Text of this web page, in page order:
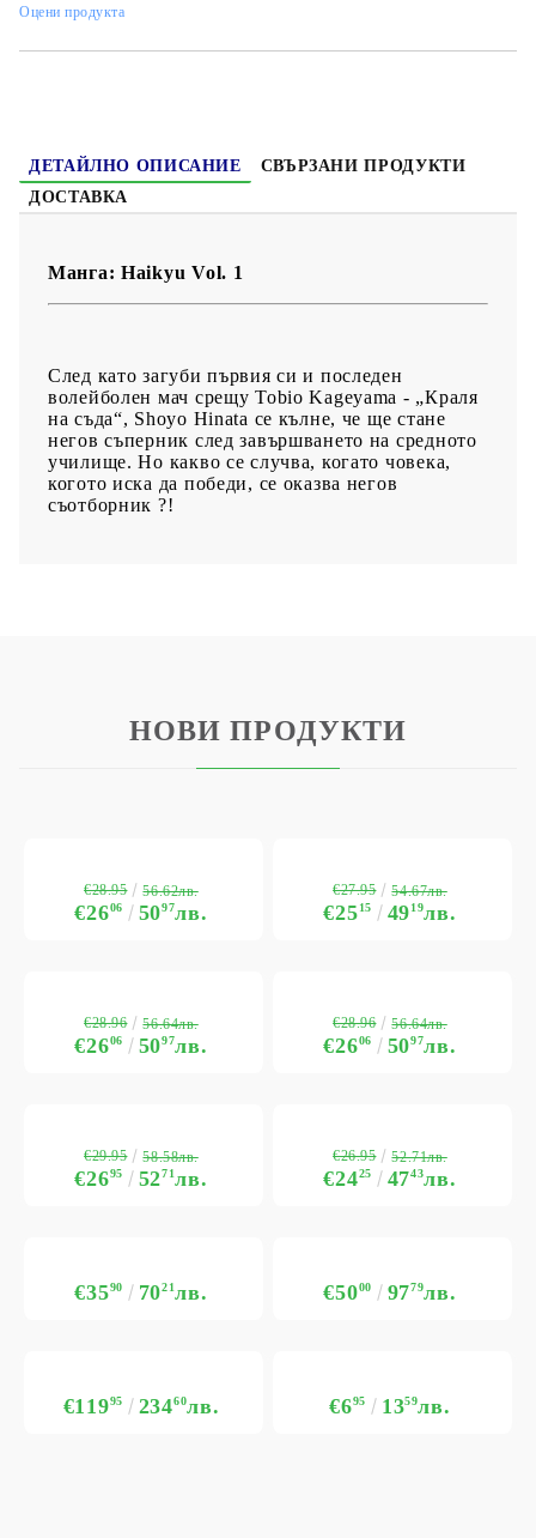
Жанр:Comedy, Drama, School, Shounen, Sports
Оцени продукта
ДЕТАЙЛНО ОПИСАНИЕ
СВЪРЗАНИ ПРОДУКТИ
ДОСТАВКА
Манга: Haikyu Vol. 1
След като загуби първия си и последен
волейболен мач срещу Tobio Kageyama - „Краля
на съда“, Shoyo Hinata се кълне, че ще стане
негов съперник след завършването на средното
училище. Но какво се случва, когато човека,
когото иска да победи, се оказва негов
съотборник ?!
НОВИ ПРОДУКТИ
€2606 5097лв.
€28.95 56.62лв.
€2515 4919лв.
€27.95 54.67лв.
€2606 5097лв.
€28.96 56.64лв.
€2606 5097лв.
€28.96 56.64лв.
€2695 5271лв.
€29.95 58.58лв.
€2425 4743лв.
€26.95 52.71лв.
€3590 7021лв. €5000 9779лв.
€11995 23460лв. €695 1359лв.